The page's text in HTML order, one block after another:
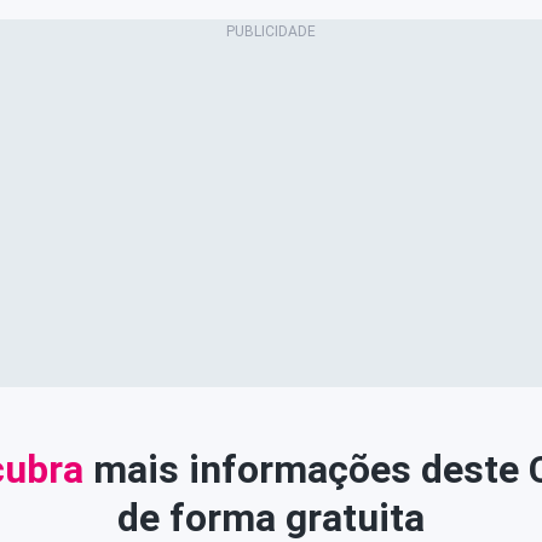
mais informações deste
de forma gratuita